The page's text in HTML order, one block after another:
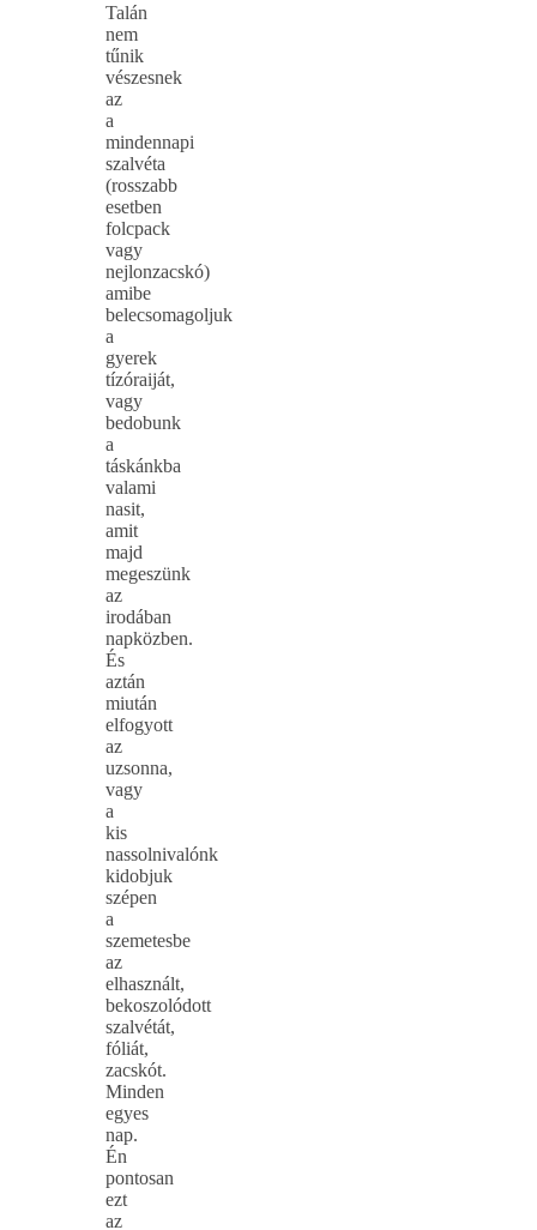
Talán
nem
tűnik
vészesnek
az
a
mindennapi
szalvéta
(rosszabb
esetben
folcpack
vagy
nejlonzacskó)
amibe
belecsomagoljuk
a
gyerek
tízóraiját,
vagy
bedobunk
a
táskánkba
valami
nasit,
amit
majd
megeszünk
az
irodában
napközben.
És
aztán
miután
elfogyott
az
uzsonna,
vagy
a
kis
nassolnivalónk
kidobjuk
szépen
a
szemetesbe
az
elhasznált,
bekoszolódott
szalvétát,
fóliát,
zacskót.
Minden
egyes
nap.
Én
pontosan
ezt
az